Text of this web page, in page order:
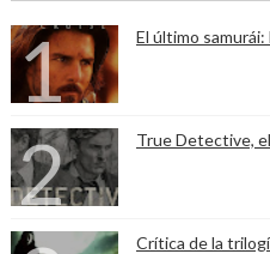
El último
True Detective,
Crítica de la